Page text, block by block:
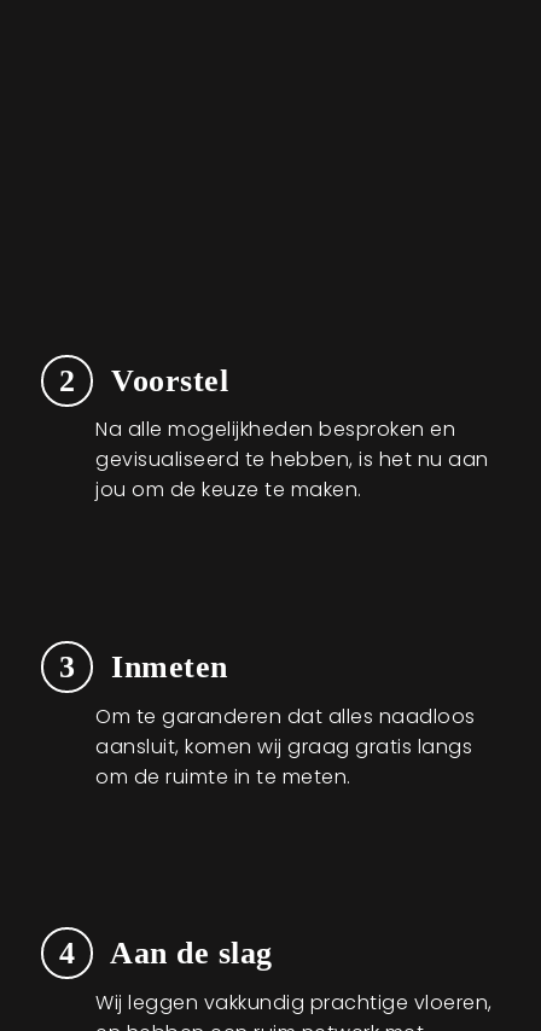
2 Voorstel
Na alle mogelijkheden besproken en
gevisualiseerd te hebben, is het nu aan
jou om de keuze te maken.
3 Inmeten
Om te garanderen dat alles naadloos
aansluit, komen wij graag gratis langs
om de ruimte in te meten.
4 Aan de slag
Wij leggen vakkundig prachtige vloeren,